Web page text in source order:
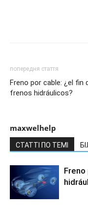
попередня стаття
Freno por cable: ¿el fin
frenos hidráulicos?
maxwelhelp
СТАТТІ ПО ТЕМІ